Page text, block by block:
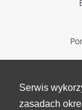
Serwis
zasadach